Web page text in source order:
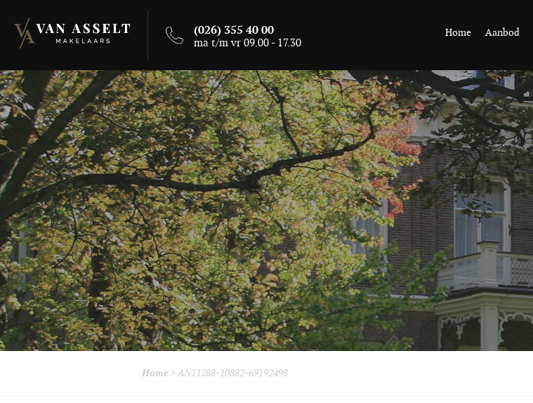
(026) 355 40 00
ma t/m vr 09.00 - 17.30
Home Aanbod
Home >AN11288-10882-69192498